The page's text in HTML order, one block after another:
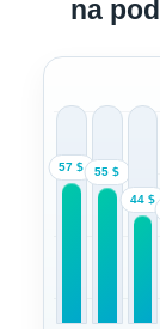
na
57 $ 55 $
44 $